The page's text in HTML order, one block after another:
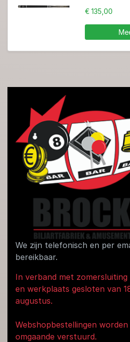
€ 135,00
We zijn telefonisch en per
bereikbaar.
In verband met
en werkplaats gesloten van
augustus.
Webshopbestellingen
omgaande verstuurd.